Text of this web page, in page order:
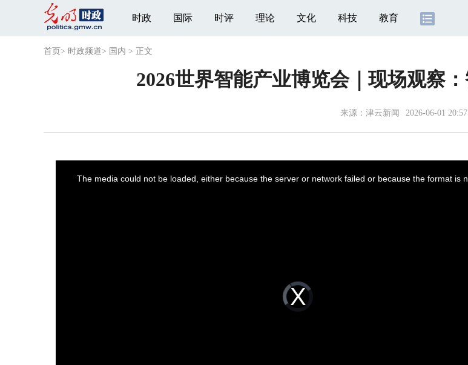
时政 国际 时评 理论 文化 科技 教育
首页 > 时政频道> 国内 > 正文
2026世界智能产业博览会｜现场观察
来源： 津云新闻 2026-06-01 20:57
Video
Player
is
loading.
The media could not be loaded, either because the server or network failed or because the format is